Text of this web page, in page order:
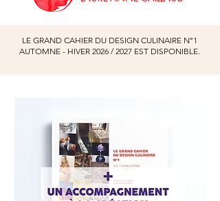
LE GRAND CAHIER DU DESIGN CULINAIRE N°1
AUTOMNE - HIVER 2026 /2027EST DISPONIBLE.